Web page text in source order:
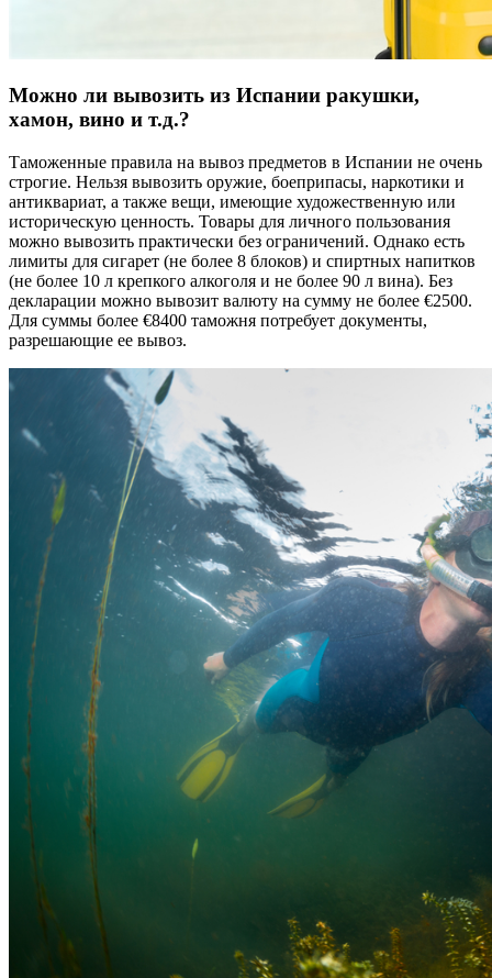
Можно ли вывозить из Испании ракушки,
хамон, вино и т.д.?
Таможенные правила на вывоз предметов в Испании не очень
строгие. Нельзя вывозить оружие, боеприпасы, наркотики и
антиквариат, а также вещи, имеющие художественную или
историческую ценность. Товары для личного пользования
можно вывозить практически без ограничений. Однако есть
лимиты для сигарет (не более 8 блоков) и спиртных напитков
(не более 10 л крепкого алкоголя и не более 90 л вина). Без
декларации можно вывозит валюту на сумму не более €2500.
Для суммы более €8400 таможня потребует документы,
разрешающие ее вывоз.